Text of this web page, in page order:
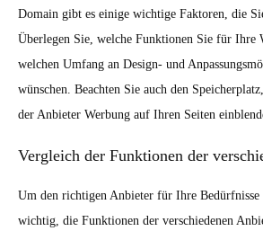
Domain gibt es einige wichtige Faktoren, die
Überlegen Sie, welche Funktionen Sie für Ihre
welchen Umfang an Design- und
wünschen. Beachten Sie auch den
der Anbieter Werbung auf Ihren Seiten
Vergleich der Funktionen der
Um den richtigen Anbieter für Ihre Bedürfnisse
wichtig, die Funktionen der verschiedenen